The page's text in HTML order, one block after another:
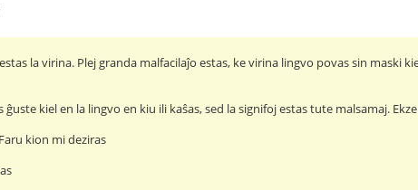
la virina. Plej granda malfacilaĵo estas, ke virina lingvo povas sin maski
kiel en la lingvo en kiu ili kaŝas, sed la signifoj estas tute malsamaj.
kion mi deziras